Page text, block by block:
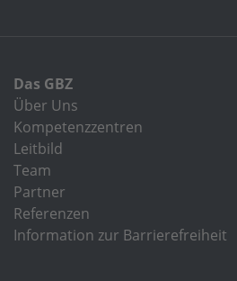
Das GBZ
Über Uns
Kompetenzzentren
Leitbild
Team
Partner
Referenzen
Information zur Barrierefreiheit